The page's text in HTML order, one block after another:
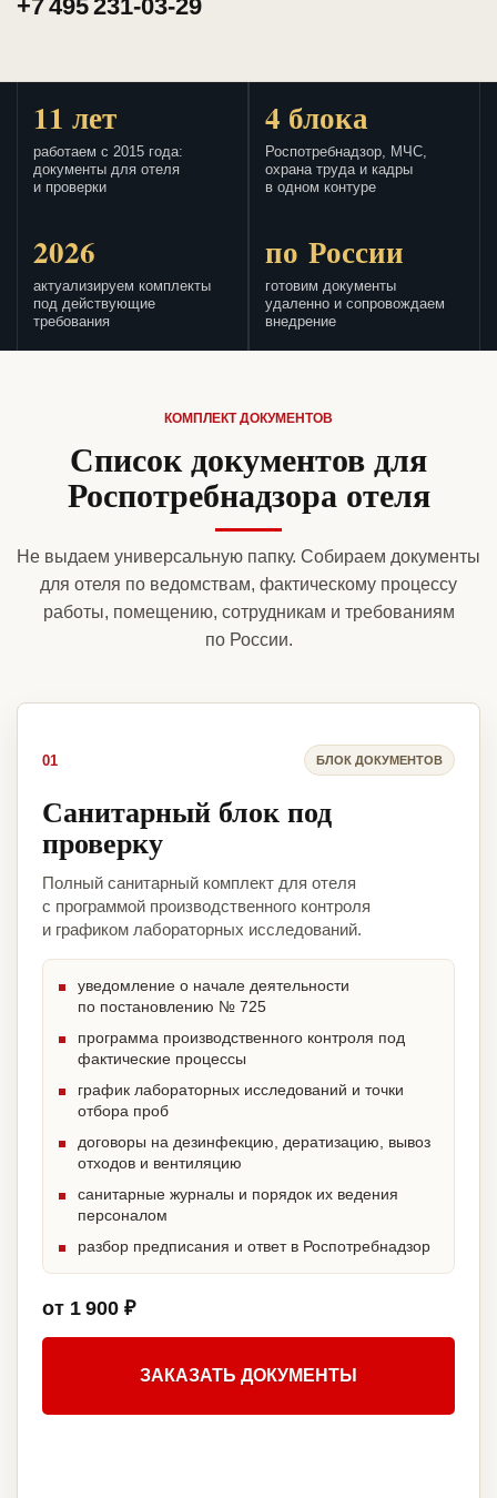
+7 495 231-03-29
11 лет
работаем с 2015 года:
документы для отеля
и проверки
4 блока
Роспотребнадзор, МЧС,
охрана труда и кадры
в одном контуре
2026
актуализируем комплекты
под действующие
требования
по России
готовим документы
удаленно и сопровождаем
внедрение
КОМПЛЕКТ ДОКУМЕНТОВ
Список документов для
Роспотребнадзора отеля
Не выдаем универсальную папку. Собираем документы
для отеля по ведомствам, фактическому процессу
работы, помещению, сотрудникам и требованиям
по России.
01 БЛОК ДОКУМЕНТОВ
Санитарный блок под
проверку
Полный санитарный комплект для отеля
с программой производственного контроля
и графиком лабораторных исследований.
уведомление о начале деятельности
по постановлению № 725
программа производственного контроля под
фактические процессы
график лабораторных исследований и точки
отбора проб
договоры на дезинфекцию, дератизацию, вывоз
отходов и вентиляцию
санитарные журналы и порядок их ведения
персоналом
разбор предписания и ответ в Роспотребнадзор
от 1 900 ₽
ЗАКАЗАТЬ ДОКУМЕНТЫ